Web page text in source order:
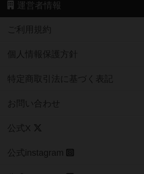
運営者情報
ご利用規約
個人情報保護方針
特定商取引法に基づく表記
お問い合わせ
公式X
公式instagram